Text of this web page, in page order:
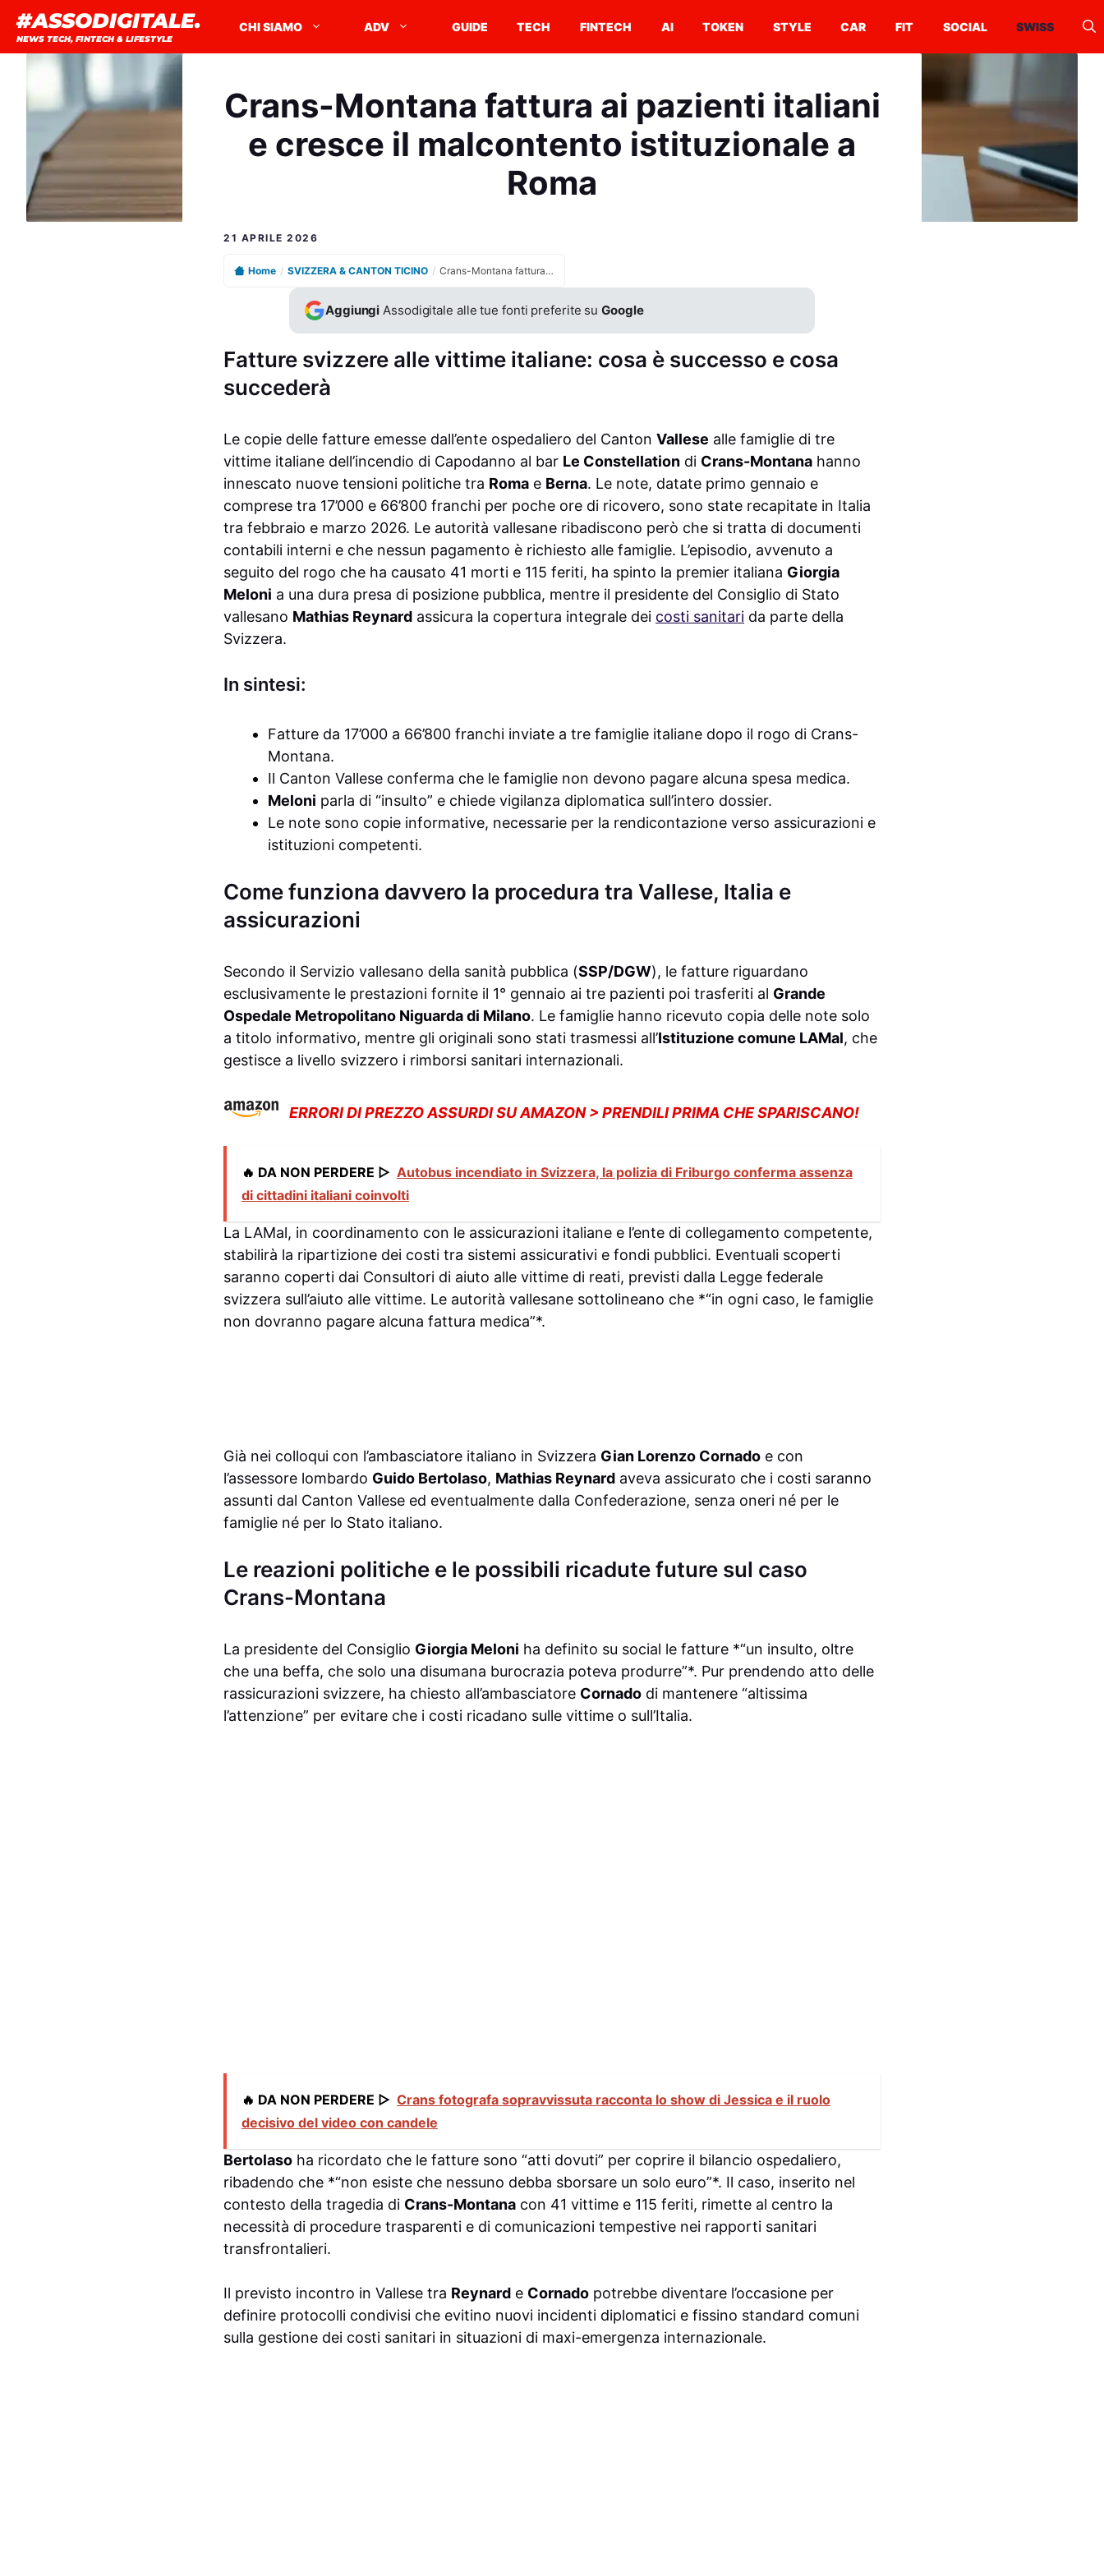
contenuto
#ASSODIGITALE.
NEWS TECH, FINTECH & LIFESTYLE
CHI SIAMO ADV GUIDE TECH FINTECH AI TOKEN STYLE CAR FIT SOCIAL SWISS
Crans-Montana fattura ai pazienti italiani
e cresce il malcontento istituzionale a
Roma
21 APRILE 2026
Home / SVIZZERA & CANTON TICINO / Crans-Montana fattura ai pazienti italiani e cresce il malcontento istituzionale a Roma
Aggiungi Assodigitale alle tue fonti preferite suGoogle
Fatture svizzere alle vittime italiane: cosa è successo e cosa
succederà
Le copie delle fatture emesse dall’ente ospedaliero del Canton Vallese alle famiglie di tre
vittime italiane dell’incendio di Capodanno al bar Le Constellation di Crans-Montana hanno
innescato nuove tensioni politiche tra Roma e Berna. Le note, datate primo gennaio e
comprese tra 17’000 e 66’800 franchi per poche ore di ricovero, sono state recapitate in Italia
tra febbraio e marzo 2026. Le autorità vallesane ribadiscono però che si tratta di documenti
contabili interni e che nessun pagamento è richiesto alle famiglie. L’episodio, avvenuto a
seguito del rogo che ha causato 41 morti e 115 feriti, ha spinto la premier italiana Giorgia
Meloni a una dura presa di posizione pubblica, mentre il presidente del Consiglio di Stato
vallesano Mathias Reynard assicura la copertura integrale dei costi sanitari da parte della
Svizzera.
In sintesi:
Fatture da 17’000 a 66’800 franchi inviate a tre famiglie italiane dopo il rogo di Crans-
Montana.
Il Canton Vallese conferma che le famiglie non devono pagare alcuna spesa medica.
Meloni parla di “insulto” e chiede vigilanza diplomatica sull’intero dossier.
Le note sono copie informative, necessarie per la rendicontazione verso assicurazioni e
istituzioni competenti.
Come funziona davvero la procedura tra Vallese, Italia e
assicurazioni
Secondo il Servizio vallesano della sanità pubblica (SSP/DGW), le fatture riguardano
esclusivamente le prestazioni fornite il 1° gennaio ai tre pazienti poi trasferiti al Grande
Ospedale Metropolitano Niguarda di Milano. Le famiglie hanno ricevuto copia delle note solo
a titolo informativo, mentre gli originali sono stati trasmessi all’Istituzione comune LAMal, che
gestisce a livello svizzero i rimborsi sanitari internazionali.
ERRORI DI PREZZO ASSURDI SU AMAZON > PRENDILI PRIMA CHE SPARISCANO!
🔥 DA NON PERDERE ▷ Autobus incendiato in Svizzera, la polizia di Friburgo conferma assenza
di cittadini italiani coinvolti
La LAMal, in coordinamento con le assicurazioni italiane e l’ente di collegamento competente,
stabilirà la ripartizione dei costi tra sistemi assicurativi e fondi pubblici. Eventuali scoperti
saranno coperti dai Consultori di aiuto alle vittime di reati, previsti dalla Legge federale
svizzera sull’aiuto alle vittime. Le autorità vallesane sottolineano che *“in ogni caso, le famiglie
non dovranno pagare alcuna fattura medica”*.
Già nei colloqui con l’ambasciatore italiano in Svizzera Gian Lorenzo Cornado e con
l’assessore lombardo Guido Bertolaso, Mathias Reynard aveva assicurato che i costi saranno
assunti dal Canton Vallese ed eventualmente dalla Confederazione, senza oneri né per le
famiglie né per lo Stato italiano.
Le reazioni politiche e le possibili ricadute future sul caso
Crans-Montana
La presidente del Consiglio Giorgia Meloni ha definito su social le fatture *“un insulto, oltre
che una beffa, che solo una disumana burocrazia poteva produrre”*. Pur prendendo atto delle
rassicurazioni svizzere, ha chiesto all’ambasciatore Cornado di mantenere “altissima
l’attenzione” per evitare che i costi ricadano sulle vittime o sull’Italia.
🔥 DA NON PERDERE ▷ Crans fotografa sopravvissuta racconta lo show di Jessica e il ruolo
decisivo del video con candele
Bertolaso ha ricordato che le fatture sono “atti dovuti” per coprire il bilancio ospedaliero,
ribadendo che *“non esiste che nessuno debba sborsare un solo euro”*. Il caso, inserito nel
contesto della tragedia di Crans-Montana con 41 vittime e 115 feriti, rimette al centro la
necessità di procedure trasparenti e di comunicazioni tempestive nei rapporti sanitari
transfrontalieri.
Il previsto incontro in Vallese tra Reynard e Cornado potrebbe diventare l’occasione per
definire protocolli condivisi che evitino nuovi incidenti diplomatici e fissino standard comuni
sulla gestione dei costi sanitari in situazioni di maxi-emergenza internazionale.